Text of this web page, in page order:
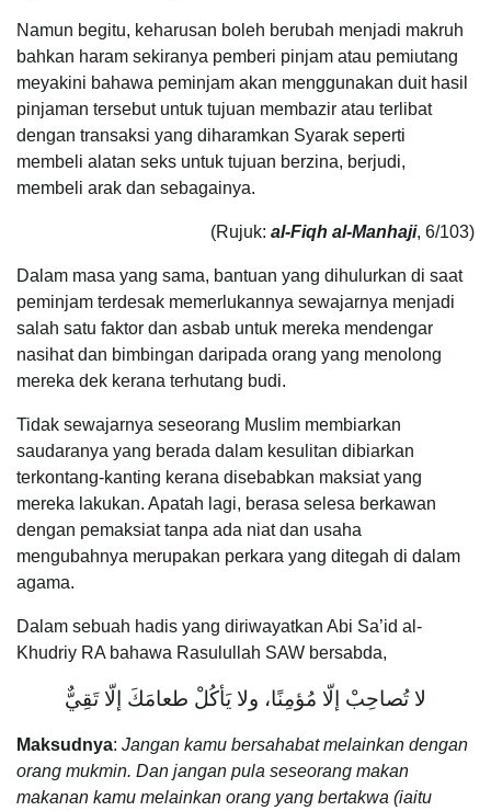
Namun begitu, keharusan boleh berubah menjadi makruh
bahkan haram sekiranya pemberi pinjam atau pemiutang
meyakini bahawa peminjam akan menggunakan duit hasil
pinjaman tersebut untuk tujuan membazir atau terlibat
dengan transaksi yang diharamkan Syarak seperti
membeli alatan seks untuk tujuan berzina, berjudi,
membeli arak dan sebagainya.
(Rujuk: al-Fiqh al-Manhaji, 6/103)
Dalam masa yang sama, bantuan yang dihulurkan di saat
peminjam terdesak memerlukannya sewajarnya menjadi
salah satu faktor dan asbab untuk mereka mendengar
nasihat dan bimbingan daripada orang yang menolong
mereka dek kerana terhutang budi.
Tidak sewajarnya seseorang Muslim membiarkan
saudaranya yang berada dalam kesulitan dibiarkan
terkontang-kanting kerana disebabkan maksiat yang
mereka lakukan. Apatah lagi, berasa selesa berkawan
dengan pemaksiat tanpa ada niat dan usaha
mengubahnya merupakan perkara yang ditegah di dalam
agama.
Dalam sebuah hadis yang diriwayatkan Abi Sa’id al-
Khudriy RA bahawa Rasulullah SAW bersabda,
لا تُصاحِبْ إلّا مُؤمِنًا، ولا يَأكُلْ طعامَكَ إلّا تَقِيٌّ
Maksudnya: Jangan kamu bersahabat melainkan dengan
orang mukmin. Dan jangan pula seseorang makan
makanan kamu melainkan orang yang bertakwa (iaitu